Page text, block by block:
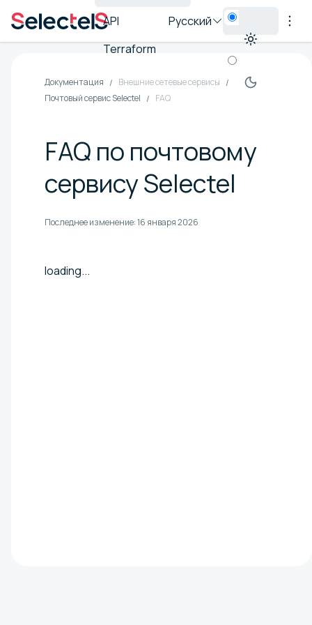
API
Terraform
Русский
Документация
Внешние сетевые сервисы
Почтовый сервис Selectel
FAQ
FAQ по почтовому
сервису Selectel
Последнее изменение:16 января 2026
loading...